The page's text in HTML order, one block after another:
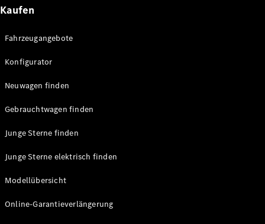
Mercedes-
Mercedes-
Mercedes-
G-Klasse
Benz
Classic
Technologie
Kaufen
Fahrzeugangebote
Konfigurator
Neuwagen finden
Gebrauchtwagen finden
Junge Sterne finden
Junge Sterne elektrisch finden
Modellübersicht
Online-Garantieverlängerung